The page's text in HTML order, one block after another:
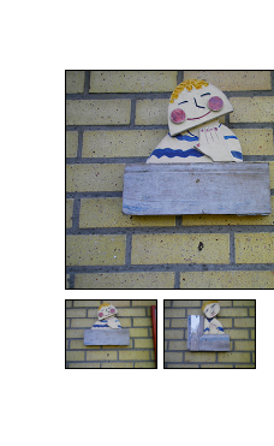
Mini
Dieren
Andere